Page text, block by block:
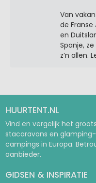
Van
de Franse
en
Spanje,
z’n allen.
HUURTENT.NL
Vind en vergelijk het
stacaravans en
campings in Europa.
aanbieder.
GIDSEN & INSPIRATIE